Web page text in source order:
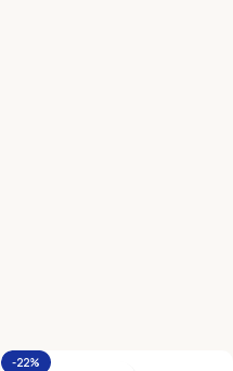
-22%